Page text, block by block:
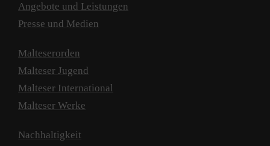
Angebote und Leistungen
Presse und Medien
Malteserorden
Malteser Jugend
Malteser International
Malteser Werke
Nachhaltigkeit